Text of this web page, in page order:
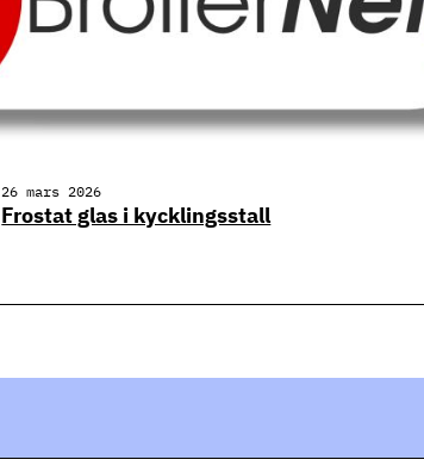
26 mars 2026
Frostat glas i kycklingsstall